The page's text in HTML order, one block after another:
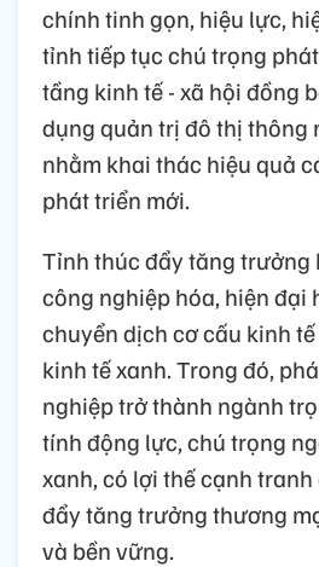
chính tinh gọn, hiệu lực,
tỉnh tiếp tục chú trọng
tầng kinh tế - xã hội đồng
dụng quản trị đô thị thông
nhằm khai thác hiệu quả
phát triển mới.
Tỉnh thúc đẩy tăng trưởng
công nghiệp hóa, hiện đại
chuyển dịch cơ cấu kinh
kinh tế xanh. Trong đó,
nghiệp trở thành ngành
tính động lực, chú trọng
xanh, có lợi thế cạnh
đẩy tăng trưởng thương
và bền vững.